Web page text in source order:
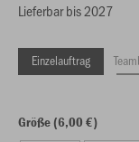
Lieferbar bis 2027
Einzelauftrag
Größe (6,00 €)